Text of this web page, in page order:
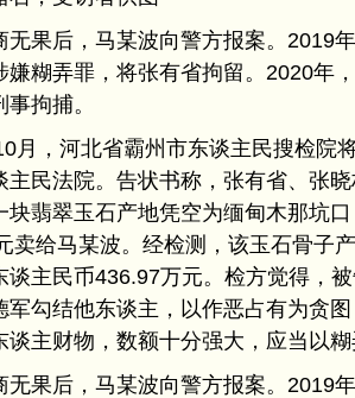
无果后，马某波向警方报案。2019
嫌糊弄罪，将张有省拘留。2020年
拘捕。
月，河北省霸州市东谈主民搜检院
主民法院。告状书称，张有省、张
块翡翠玉石产地凭空为缅甸木那坑
卖给马某波。经检测，该玉石骨子
谈主民币436.97万元。检方觉得，
军勾结他东谈主，以作恶占有为贪
谈主财物，数额十分强大，应当以
无果后，马某波向警方报案。2019